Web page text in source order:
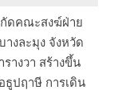
ดคณะสงฆ์ฝ่าย
งละมุง จังหวัด
างวา สร้างขึ้น
ปฤาษี การเดิน